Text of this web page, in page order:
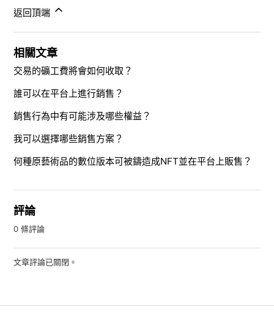
返回頂端
相關文章
交易的礦工費將會如何收取？
誰可以在平台上進行銷售？
銷售行為中有可能涉及哪些權益？
我可以選擇哪些銷售方案？
何種原藝術品的數位版本可被鑄造成NFT並在平台上販售？
評論
0 條評論
文章評論已關閉。